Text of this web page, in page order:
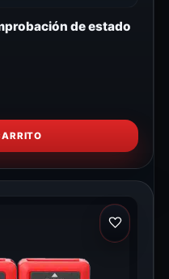
de estado